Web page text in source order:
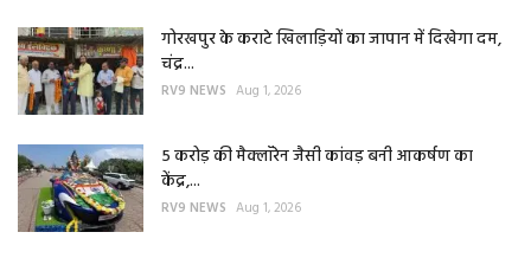
गोरखपुर के कराटे खिलाड़ियों का जापान में दिखेगा दम,
चंद्र...
RV9 NEWS Aug 1, 2026
5 करोड़ की मैक्लॉरेन जैसी कांवड़ बनी आकर्षण का
केंद्र,...
RV9 NEWS Aug 1, 2026